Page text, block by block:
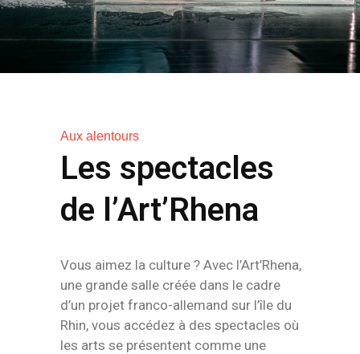
Aux alentours
Les spectacles
de l’Art’Rhena
Vous aimez la culture ? Avec l’Art’Rhena,
une grande salle créée dans le cadre
d’un projet franco-allemand sur l’île du
Rhin, vous accédez à des spectacles où
les arts se présentent comme une